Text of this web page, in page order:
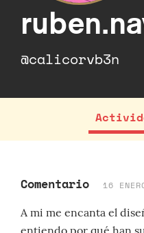
@calicorvb3n
Comentario 16
A mi me encanta el
entiendo por qué han